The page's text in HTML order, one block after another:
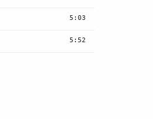
5:03
5:52